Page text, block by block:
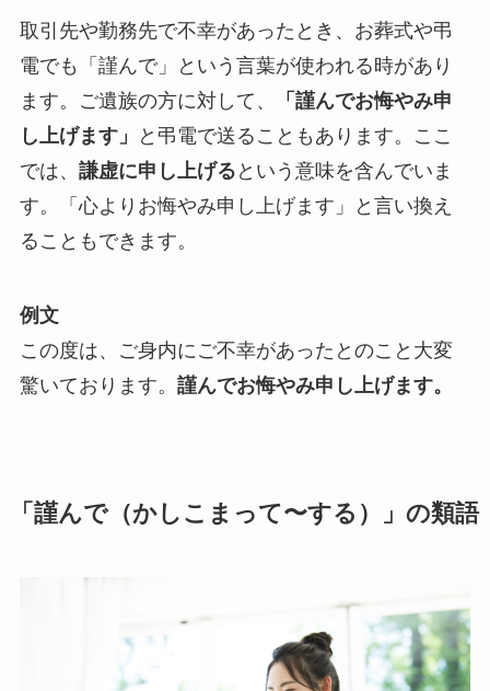
取引先や勤務先で不幸があったとき、お葬式や弔
電でも「謹んで」という言葉が使われる時があり
ます。ご遺族の方に対して、
「謹んでお悔やみ申
し上げます」
と弔電で送ることもあります。ここ
では、 謙虚に申し上げる という意味を含んでいま
す。「心よりお悔やみ申し上げます」と言い換え
ることもできます。
例文
この度は、ご身内にご不幸があったとのこと大変
驚いております。 謹んでお悔やみ申し上げます。
「謹んで（かしこまって〜する）」の類語